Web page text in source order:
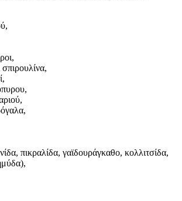
πικραλίδα, γαϊδουράγκαθο, κολλιτσίδα,